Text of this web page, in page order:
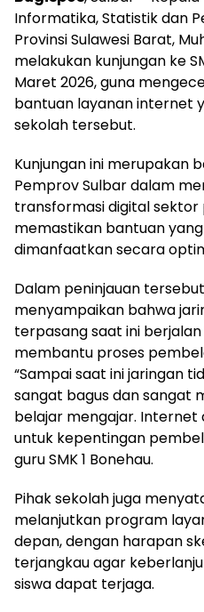
Informatika, Statistik dan
Provinsi Sulawesi Barat,
melakukan kunjungan ke
Maret 2026, guna
bantuan layanan internet
sekolah tersebut.
Kunjungan ini merupakan
Pemprov Sulbar dalam
transformasi digital sektor
memastikan bantuan
dimanfaatkan secara
Dalam peninjauan
menyampaikan bahwa
terpasang saat ini
membantu proses
“Sampai saat ini jaringan
sangat bagus dan sangat
belajar mengajar. Internet
untuk kepentingan
guru SMK 1 Bonehau.
Pihak sekolah juga
melanjutkan program
depan, dengan harapan
terjangkau agar
siswa dapat terjaga.